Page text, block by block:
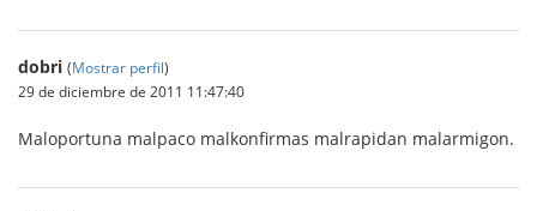
dobri (Mostrar perfil)
29 de diciembre de 2011 11:47:40
Maloportuna malpaco malkonfirmas malrapidan malarmigon.